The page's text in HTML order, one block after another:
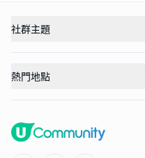
社群主題
熱門地點